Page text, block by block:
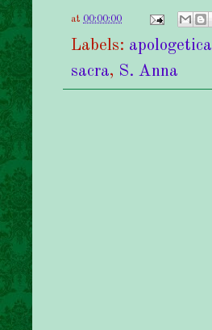
at 00:00:00
Labels: apologetica
sacra, S. Anna